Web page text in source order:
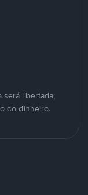
será libertada,
do dinheiro.